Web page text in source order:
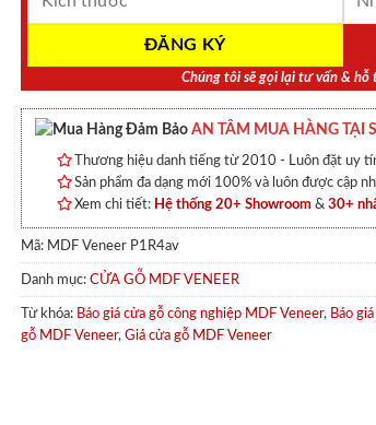
Chúng tôi sẽ gọi lại tư vấn & hỗ
AN TÂM MUA HÀNG TẠI
Thương hiệu danh tiếng từ 2010 - Luôn đặt uy
Sản phẩm đa dạng mới 100% và luôn được cập
Xem chi tiết: Hệ thống 20+ Showroom & 30+
Mã: MDF Veneer P1R4av
Danh mục: CỬA GỖ MDF VENEER
Từ khóa: Báo giá cửa gỗ công nghiệp MDF Veneer, Báo
gỗ MDF Veneer, Giá cửa gỗ MDF Veneer